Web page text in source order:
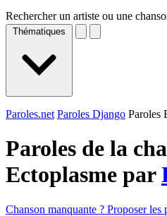
Rechercher un artiste ou une
Thématiques
Paroles.net Paroles Django Paroles
Paroles de la
Ectoplasme par
Chanson manquante ? Proposer les